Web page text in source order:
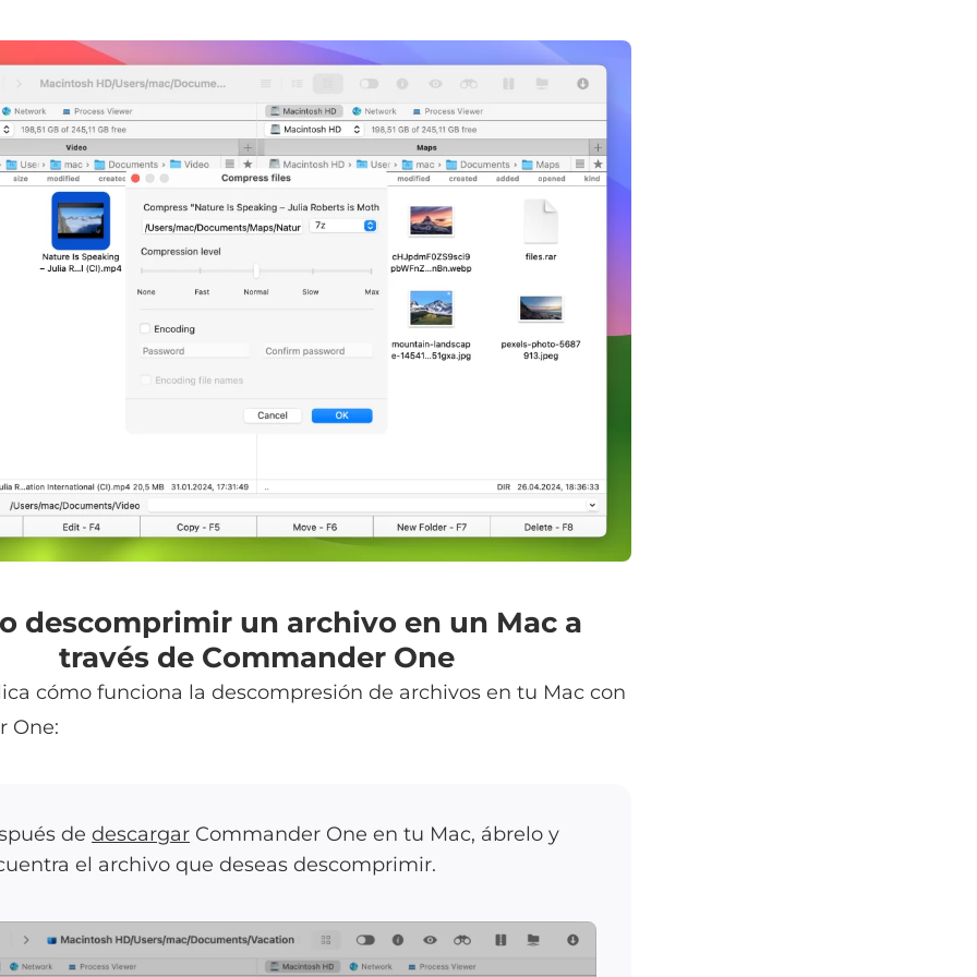
descomprimir un archivo en un Mac a
través de Commander One
cómo funciona la descompresión de archivos en tu Mac con
One:
de descargar Commander One en tu Mac, ábrelo y
el archivo que deseas descomprimir.